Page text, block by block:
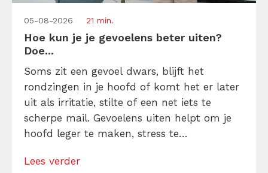
05-08-2026 21 min.
Hoe kun je je gevoelens beter uiten?
Doe...
Soms zit een gevoel dwars, blijft het
rondzingen in je hoofd of komt het er later
uit als irritatie, stilte of een net iets te
scherpe mail. Gevoelens uiten helpt om je
hoofd leger te maken, stress te
Maar hoe doe je dat zonder drama, verwijt
Lees verder